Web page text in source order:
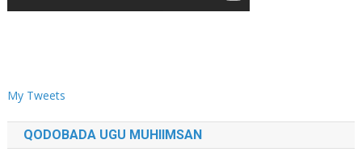
My Tweets
QODOBADA UGU MUHIIMSAN